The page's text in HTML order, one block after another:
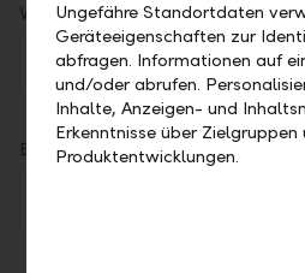
Where should we schedule a
At a branch office
Branch office
Ungefähre Standortdaten
Geräteeigenschaften zur
abfragen. Informationen auf
und/oder abrufen.
Inhalte, Anzeigen- und
Erkenntnisse über Zielgruppen
Produktentwicklungen.